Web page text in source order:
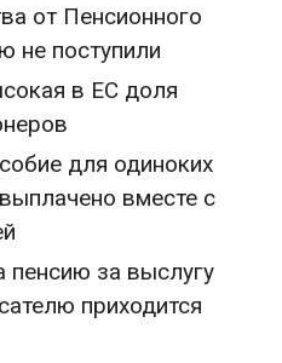
от Пенсионного
не поступили
в ЕС доля
для одиноких
вместе с
за выслугу
приходится